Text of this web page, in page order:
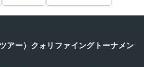
アー）クォリファイングトーナメン